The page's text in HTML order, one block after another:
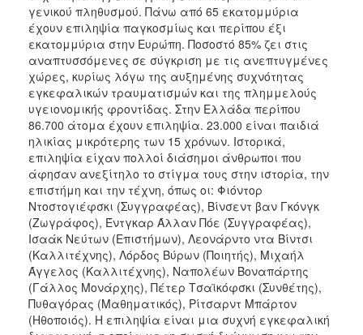
γενικού πληθυσμού. Πάνω από 65 εκατομμύρια
έχουν επιληψία παγκοσμίως και περίπου έξι
εκατομμύρια στην Ευρώπη. Ποσοστό 85% ζει στις
αναπτυσσόμενες σε σύγκριση με τις ανεπτυγμένες
χώρες, κυρίως λόγω της αυξημένης συχνότητας
εγκεφαλικών τραυματισμών και της πλημμελούς
υγειονομικής φροντίδας. Στην Ελλάδα περίπου
86.700 άτομα έχουν επιληψία. 23.000 είναι παιδιά
ηλικίας μικρότερης των 15 χρόνων. Ιστορικά,
επιληψία είχαν πολλοί διάσημοι άνθρωποι που
άφησαν ανεξίτηλο το στίγμα τους στην ιστορία, την
επιστήμη και την τέχνη, όπως οι: Φιόντορ
Ντοστογιέφσκι (Συγγραφέας), Βίνσεντ βαν Γκόνγκ
(Ζωγράφος), Έντγκαρ Άλλαν Πόε (Συγγραφέας),
Ισαάκ Νεύτων (Επιστήμων), Λεονάρντο ντα Βίντσι
(Καλλιτέχνης), Λόρδος Βύρων (Ποιητής), Μιχαήλ
Άγγελος (Καλλιτέχνης), Ναπολέων Βοναπάρτης
(Γάλλος Μονάρχης), Πέτερ Τσαϊκόφσκι (Συνθέτης),
Πυθαγόρας (Μαθηματικός), Ρίτσαρντ Μπάρτον
(Ηθοποιός). Η επιληψία είναι μια συχνή εγκεφαλική